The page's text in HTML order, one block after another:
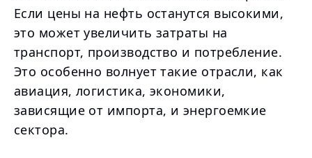
Если цены на нефть останутся высокими,
это может увеличить затраты на
транспорт, производство и потребление.
Это особенно волнует такие отрасли, как
авиация, логистика, экономики,
зависящие от импорта, и энергоемкие
сектора.